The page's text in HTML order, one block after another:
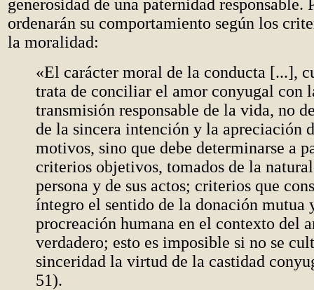
generosidad de una paternidad responsable.
ordenarán su comportamiento según los
la moralidad:
«El carácter moral de la conducta [...],
trata de conciliar el amor conyugal con
transmisión responsable de la vida, no
de la sincera intención y la apreciación
motivos, sino que debe determinarse a
criterios objetivos, tomados de la
persona y de sus actos; criterios que
íntegro el sentido de la donación mutua
procreación humana en el contexto del
verdadero; esto es imposible si no se
sinceridad la virtud de la castidad
51).